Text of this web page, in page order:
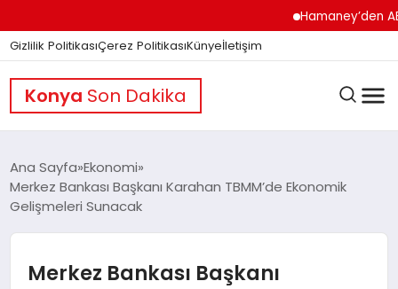
Hamaney’den
Gizlilik PolitikasıÇerez PolitikasıKünyeİletişim
Konya Son Dakika
GÜNDEM
DÜNYA
Ana Sayfa Ekonomi
Merkez Bankası Başkanı Karahan TBMM’de Ekonomik
Gelişmeleri Sunacak
Merkez Bankası Başkanı